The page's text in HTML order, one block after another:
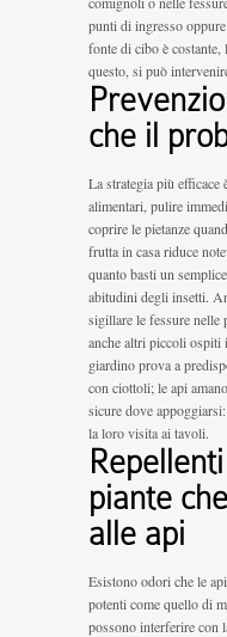
punti di ingresso
fonte di cibo è
questo, si può
che il
La strategia più
alimentari, pulire
coprire le pietanze
frutta in casa riduce
quanto basti un
abitudini degli insetti.
sigillare le fessure nelle
anche altri piccoli ospiti
giardino prova a
con ciottoli; le api
sicure dove
la loro visita ai tavoli.
piante
alle api
Esistono odori che le
potenti come quello di
possono interferire con